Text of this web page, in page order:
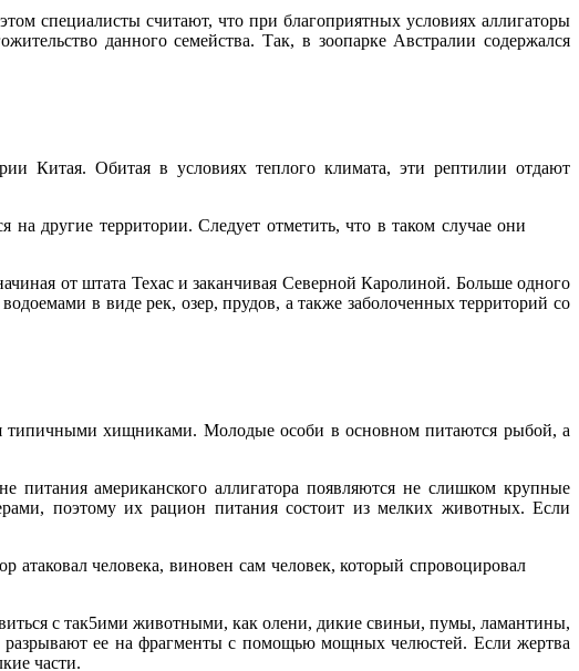
специалисты считают, что при благоприятных условиях аллигаторы
данного семейства. Так, в зоопарке Австралии содержался
Китая. Обитая в условиях теплого климата, эти рептилии отдают
другие территории. Следует отметить, что в таком случае они
от штата Техас и заканчивая Северной Каролиной. Больше одного
в виде рек, озер, прудов, а также заболоченных территорий со
типичными хищниками. Молодые особи в основном питаются рыбой, а
питания американского аллигатора появляются не слишком крупные
поэтому их рацион питания состоит из мелких животных. Если
человека, виновен сам человек, который спровоцировал
с так5ими животными, как олени, дикие свиньи, пумы, ламантины,
ее на фрагменты с помощью мощных челюстей. Если жертва
части.